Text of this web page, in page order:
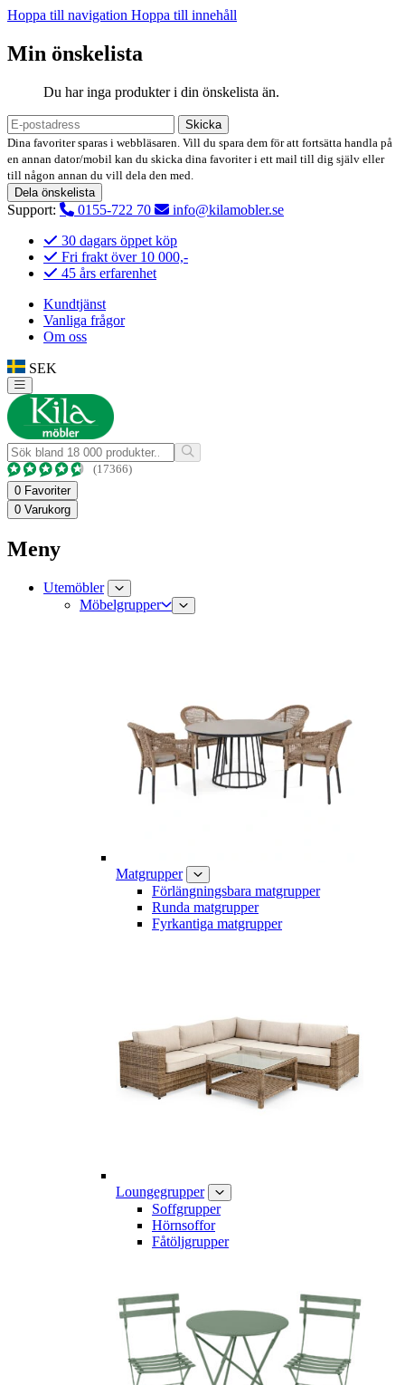
Hoppa till navigation Hoppa till innehåll
Min önskelista
Du har inga produkter i din önskelista än.
Skicka
Dina favoriter sparas i webbläsaren. Vill du spara dem för att fortsätta handla på
en annan dator/mobil kan du skicka dina favoriter i ett mail till dig själv eller
till någon annan du vill dela den med.
Dela önskelista
Support: 0155-722 70
info@kilamobler.se
30 dagars öppet köp
Fri frakt över 10 000,-
45 års erfarenhet
Kundtjänst
Vanliga frågor
Om oss
SEK
(17366)
0 Favoriter
0 Varukorg
Meny
Utemöbler
Möbelgrupper
Matgrupper
Förlängningsbara matgrupper
Runda matgrupper
Fyrkantiga matgrupper
Loungegrupper
Soffgrupper
Hörnsoffor
Fåtöljgrupper